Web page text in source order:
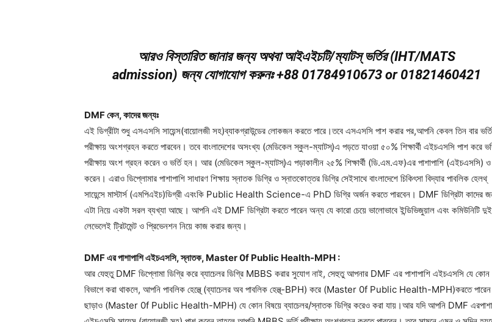
আরও বিস্তারিত জানার জন্য অথবা আইএইচটি/ম্যাটস্‌ ভর্তির (IHT/MATS
admission) জন্য যোগাযোগ করুনঃ +88 01784910673 or 01821460421
DMF কেন, কাদের জন্যঃ
এই ডিগ্রীটা শুধু এসএসসি সায়েন্স(বায়োলজী সহ)ব্যাকগ্রাউন্ডের লোকজন করতে পারে।তবে এসএসসি পাশ করার পর,আপনি কেবল তিন বার ভর্তি
পরীক্ষায় অংশগ্রহন করতে পারবেন। তবে বাংলাদেশের অসংখ্য (মেডিকেল স্কুল-ম্যাটস্)এ পড়তে যাওয়া ৫০% শিক্ষার্থী এইচএসসি পাশ করে
পরীক্ষায় অংশ গ্রহন করেন ও ভর্তি হন। আর (মেডিকেল স্কুল-ম্যাটস্)এ পড়াকালীন ২৫% শিক্ষার্থী (ডি.এম.এফ)এর পাশাপাশি (এইচএসসি)
করেন। এরাও ডিপ্লোমার পাশাপাশি সাধারণ শিক্ষায় স্নাতক ডিগ্রি ও স্নাতকোত্তর ডিগ্রি সেইসাথে বাংলাদেশে চিকিৎসা বিদ্যার পাবলিক হেলথ্
সায়েন্সে মাস্টার্স (এমপিএইচ)ডিগ্রী এবংকি Public Health Science-এ PhD ডিগ্রি অর্জন করতে পারবেন। DMF ডিগ্রিটা কাদের
এটা নিয়ে একটা সরল ব্যখ্যা আছে। আপনি এই DMF ডিগ্রিটা করতে পারেন অন্য যে কারো চেয়ে ভালোভাবে ইন্ডিভিজুয়াল এবং কমিউনিটি দুই
লেভেলেই ট্রিটমেন্ট ও প্রিভেনশন নিয়ে কাজ করার জন্য।
DMF এর পাশাপাশি এইচএসসি, স্নাতক, Master 0f Public Health-MPH :
আর যেহুতু DMF ডিপ্লোমা ডিগ্রি করে ব্যাচেলর ডিগ্রি MBBS করার সুযোগ নাই, সেহুতু আপনার DMF এর পাশাপাশি এইচএসসি যে কোন
বিভাগে করা থাকলে, আপনি পাবলিক হেল্থে্ (ব্যাচেলর অব পাবলিক হেল্থ্-BPH) করে (Master 0f Public Health-MPH)করতে
ছাড়াও (Master 0f Public Health-MPH) যে কোন বিষয়ে ব্যাচেলর/স্নাতক ডিগ্রি করেও করা যায়।আর যদি আপনি DMF